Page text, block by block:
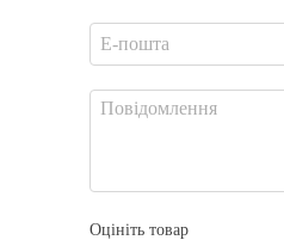
Оцініть товар